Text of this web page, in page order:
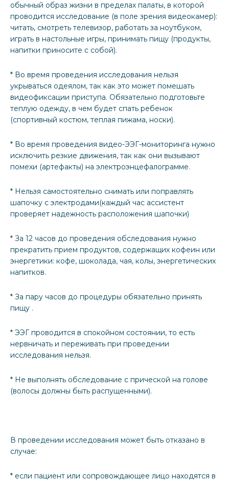
обычный образ жизни в пределах палаты, в которой
проводится исследование (в поле зрения видеокамер):
читать, смотреть телевизор, работать за ноутбуком,
играть в настольные игры, принимать пищу (продукты,
напитки приносите с собой).
* Во время проведения исследования нельзя
укрываться одеялом, так как это может помешать
видеофиксации приступа. Обязательно подготовьте
теплую одежду, в чем будет спать ребенок
(спортивный костюм, теплая пижама, носки).
* Во время проведения видео-ЭЭГ-мониторинга нужно
исключить резкие движения, так как они вызывают
помехи (артефакты) на электроэнцефалограмме.
* Нельзя самостоятельно снимать или поправлять
шапочку с электродами(каждый час ассистент
проверяет надежность расположения шапочки)
* За 12 часов до проведения обследования нужно
прекратить прием продуктов, содержащих кофеин или
энергетики: кофе, шоколада, чая, колы, энергетических
напитков.
* За пару часов до процедуры обязательно принять
пищу .
* ЭЭГ проводится в спокойном состоянии, то есть
нервничать и переживать при проведении
исследования нельзя.
* Не выполнять обследование с прической на голове
(волосы должны быть распущенными).
В проведении исследования может быть отказано в
случае:
* если пациент или сопровождающее лицо находятся в